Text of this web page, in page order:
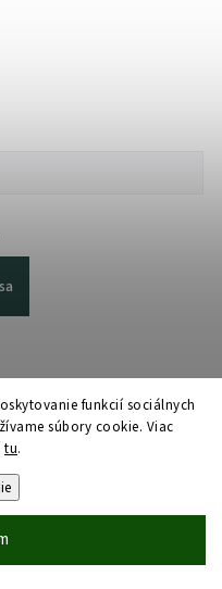
funkcií sociálnych
súbory cookie. Viac
tu.
cookies